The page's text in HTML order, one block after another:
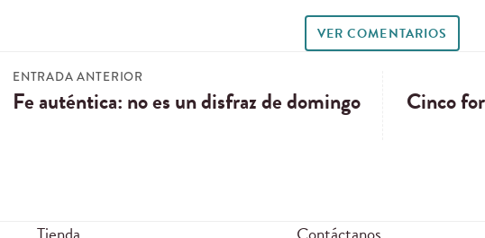
VER COMENTARIOS
ENTRADA ANTERIOR
Fe auténtica: no es un disfraz de domingo
Cinco